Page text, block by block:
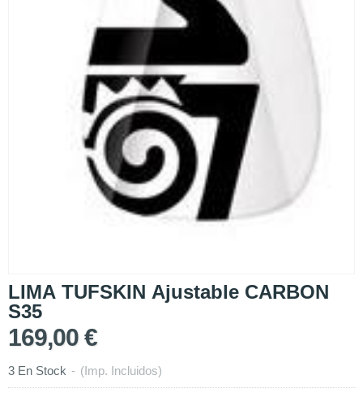
LIMA TUFSKIN Ajustable CARBON
S35
169,00 €
3 En Stock - (Imp. Incluidos)